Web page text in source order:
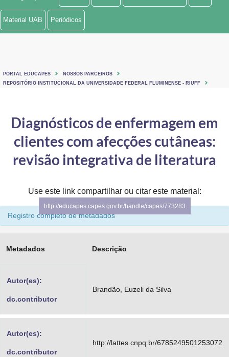
Ministério de Minas e Energia
Ministério do Turismo
Controladoria-Geral da União
Ministério da Mulher, da Família e dos Direitos Humanos
Secretaria de Governo
Gabinete de Segurança Institucional
Planalto
Material UAB Periódicos
PORTAL EDUCAPES
NOSSOS PARCEIROS
REPOSITÓRIO INSTITUCIONAL DA UNIVERSIDADE FEDERAL FLUMINENSE - RIUFF
Diagnósticos de enfermagem em
clientes com afecções cutâneas:
revisão integrativa de literatura
Use este link compartilhar ou citar este material:
http://educapes.capes.gov.br/handle/capes/773283
Registro completo de metadados
Metadados Descrição
Autor(es):
dc.contributor
Brandão, Euzeli da Silva
Autor(es):
dc.contributor
http://lattes.cnpq.br/6785249501253072